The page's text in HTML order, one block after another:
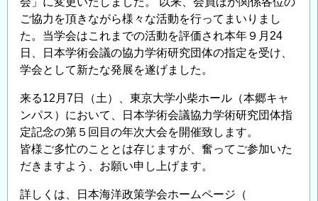
案
内
12/6
明
大
学
駿
河
台
キ
ご協力を頂きながら様々な活動を行ってまいりまし
た。当学会はこれまでの活動を評価され本年９月24
日、日本学術会議の協力学術研究団体の指定を受け、
学会として新たな発展を遂げました。
来る12月7日（土）、東京大学小柴ホール（本郷キャ
ンパス）において、日本学術会議協力学術研究団体指
定記念の第５回目の年次大会を開催致します。
皆様ご多忙のこととは存じますが、奮ってご参加いた
だきますよう、お願い申し上げます。
詳しくは、日本海洋政策学会ホームページ（